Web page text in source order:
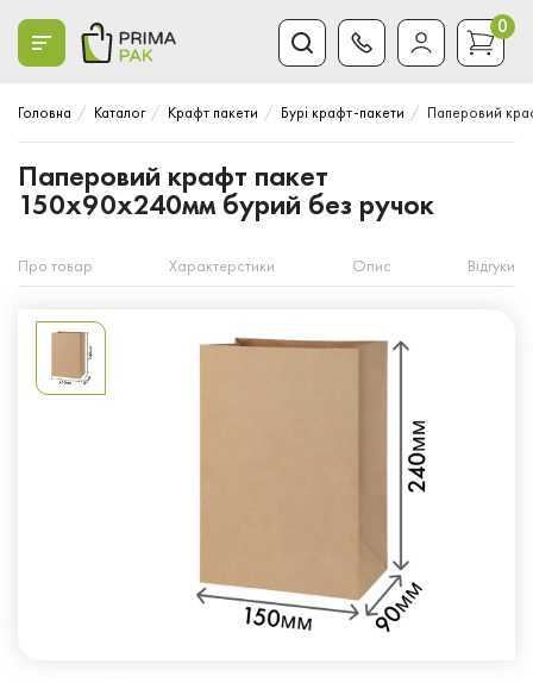
0
Головна Каталог Крафт пакети Бурі крафт-пакети Паперовий
Паперовий крафт пакет
150x90x240мм бурий без ручок
Про товар Характерстики Опис Відгуки